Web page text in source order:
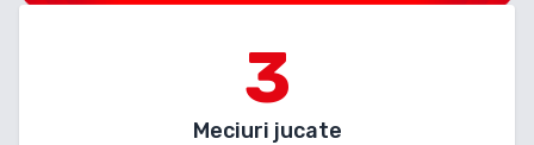
3
Meciuri jucate